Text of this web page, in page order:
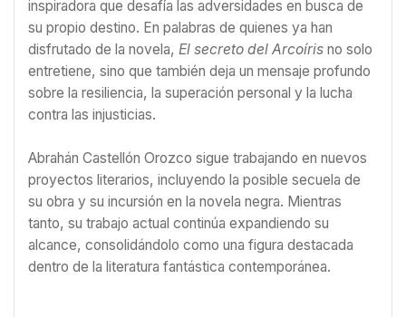
inspiradora que desafía las adversidades en busca de
su propio destino. En palabras de quienes ya han
disfrutado de la novela, El secreto del Arcoíris no solo
entretiene, sino que también deja un mensaje profundo
sobre la resiliencia, la superación personal y la lucha
contra las injusticias.
Abrahán Castellón Orozco sigue trabajando en nuevos
proyectos literarios, incluyendo la posible secuela de
su obra y su incursión en la novela negra. Mientras
tanto, su trabajo actual continúa expandiendo su
alcance, consolidándolo como una figura destacada
dentro de la literatura fantástica contemporánea.